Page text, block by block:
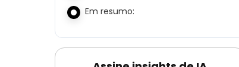
Em resumo: